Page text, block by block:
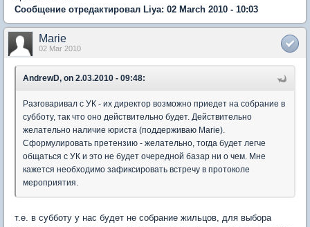
Сообщение отредактировал Liya: 02 March 2010 - 10:03
Marie
02 Mar 2010
AndrewD, on 2.03.2010 - 09:48:
Разговаривал с УК - их директор возможно приедет на собрание в
субботу, так что оно действительно будет. Действительно
желательно наличие юриста (поддерживаю Marie).
Сформулировать претензию - желательно, тогда будет легче
общаться с УК и это не будет очередной базар ни о чем. Мне
кажется необходимо зафиксировать встречу в протоколе
мероприятия.
т.е. в субботу у нас будет не собрание жильцов, для выбора